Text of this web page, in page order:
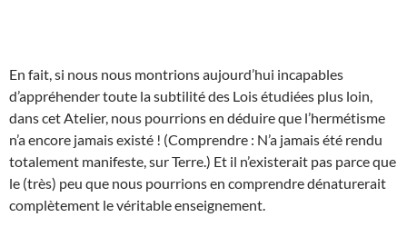
En fait, si nous nous montrions aujourd’hui incapables
d’appréhender toute la subtilité des Lois étudiées plus loin,
dans cet Atelier, nous pourrions en déduire que l’hermétisme
n’a encore jamais existé ! (Comprendre : N’a jamais été rendu
totalement manifeste, sur Terre.) Et il n’existerait pas parce que
le (très) peu que nous pourrions en comprendre dénaturerait
complètement le véritable enseignement.